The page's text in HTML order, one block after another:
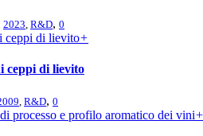
2023, R&D, 0
+
ceppi di lievito
R&D, 0
+